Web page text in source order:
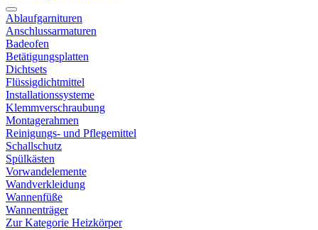
Ablaufgarnituren
Anschlussarmaturen
Badeofen
Betätigungsplatten
Dichtsets
Flüssigdichtmittel
Installationssysteme
Klemmverschraubung
Montagerahmen
Reinigungs- und Pflegemittel
Schallschutz
Spülkästen
Vorwandelemente
Wandverkleidung
Wannenfüße
Wannenträger
Zur Kategorie Heizkörper